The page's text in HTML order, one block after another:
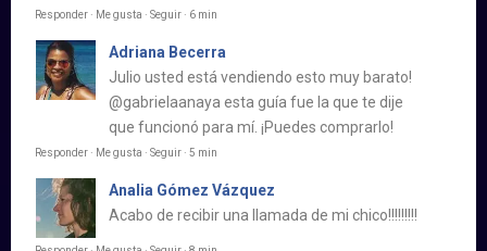
Responder · Me gusta · Seguir · 6 min
Adriana Becerra
Julio usted está vendiendo esto muy barato!
@gabrielaanaya esta guía fue la que te dije
que funcionó para mí. ¡Puedes comprarlo!
Responder · Me gusta · Seguir · 5 min
Analia Gómez Vázquez
Acabo de recibir una llamada de mi chico!!!!!!!!!